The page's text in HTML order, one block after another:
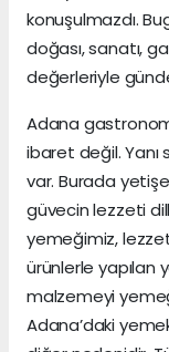
konuşulmazdı.
doğası, sanatı,
değerleriyle
Adana
ibaret değil. Yanı
var. Burada
güvecin lezzeti
yemeğimiz,
ürünlerle yapılan
malzemeyi
Adana’daki